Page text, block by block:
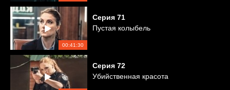
00:41:30
Серия 71
Пустая колыбель
Серия 72
Убийственная красота